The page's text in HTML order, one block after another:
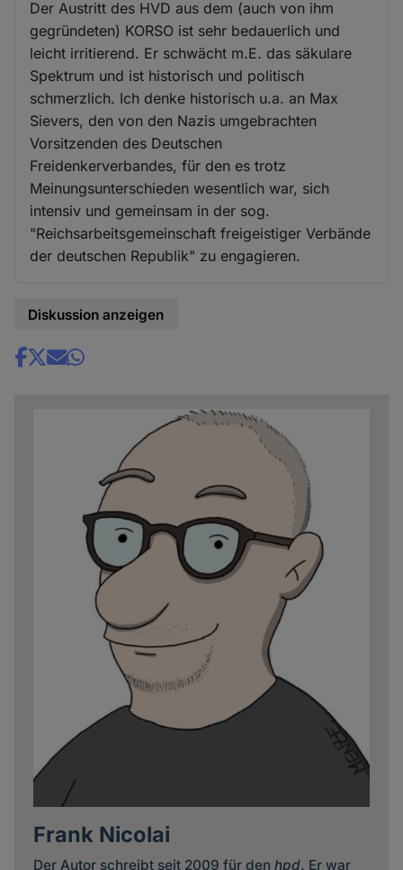
Der Austritt des HVD aus dem (auch von ihm
gegründeten) KORSO ist sehr bedauerlich und
leicht irritierend. Er schwächt m.E. das säkulare
Spektrum und ist historisch und politisch
schmerzlich. Ich denke historisch u.a. an Max
Sievers, den von den Nazis umgebrachten
Vorsitzenden des Deutschen
Freidenkerverbandes, für den es trotz
Meinungsunterschieden wesentlich war, sich
intensiv und gemeinsam in der sog.
"Reichsarbeitsgemeinschaft freigeistiger Verbände
der deutschen Republik" zu engagieren.
Diskussion anzeigen
Share
Frank Nicolai
Der Autor schreibt seit 2009 für den hpd. Er war